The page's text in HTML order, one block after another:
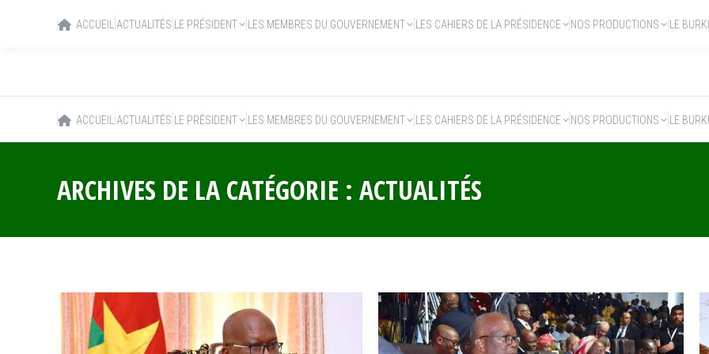
ACCUEIL ACTUALITÉS LE PRÉSIDENT LES MEMBRES DU GOUVERNEMENT LES CAHIERS DE LA PRÉSIDENCE NOS PRODUCTIONS LE
ARCHIVES DE LA CATÉGORIE : ACTUALITÉS
ACCUEIL ACTUALITÉS LE PRÉSIDENT LES MEMBRES DU GOUVERNEMENT LES CAHIERS DE LA PRÉSIDENCE NOS PRODUCTIONS LE